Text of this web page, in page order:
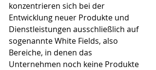
konzentrieren sich bei der
Entwicklung neuer Produkte und
Dienstleistungen ausschließlich auf
sogenannte White Fields, also
Bereiche, in denen das
Unternehmen noch keine Produkte